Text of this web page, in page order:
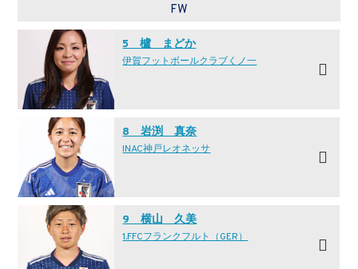
FW
5 櫨 まどか
伊賀フットボールクラブくノ一
8 岩渕 真奈
INAC神戸レオネッサ
9 横山 久美
1.FFCフランクフルト（GER）